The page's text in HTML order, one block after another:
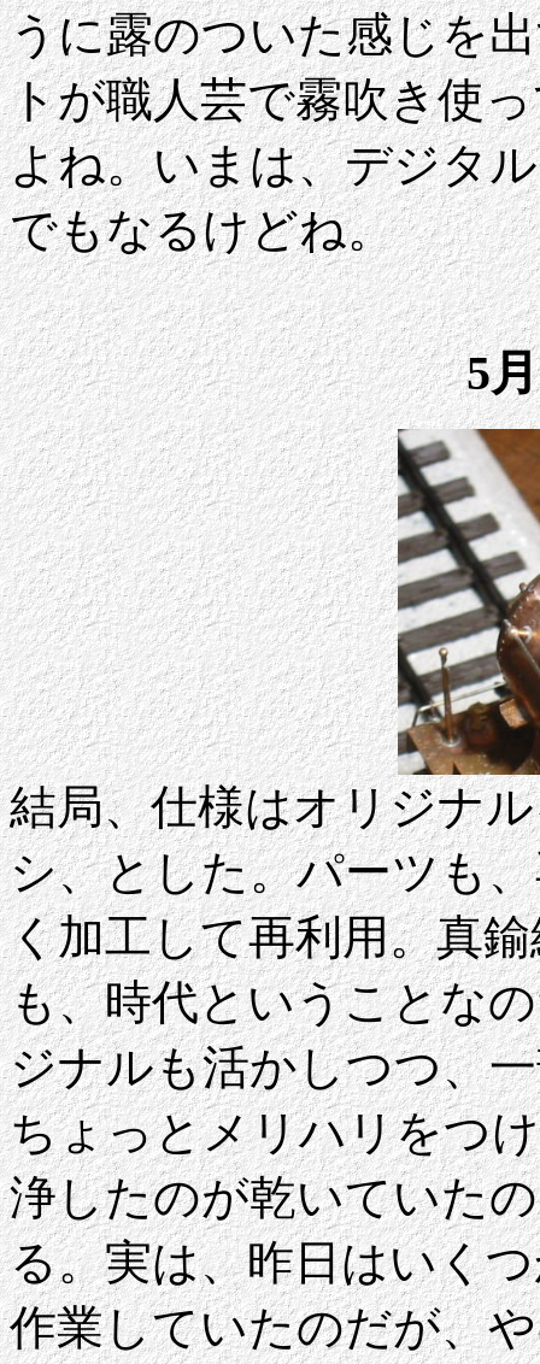
うに露のついた感じを
トが職人芸で霧吹き使
よね。いまは、デジタ
でもなるけどね。
5
結局、仕様はオリジナ
シ、とした。パーツも
く加工して再利用。真
も、時代ということな
ジナルも活かしつつ、
ちょっとメリハリをつ
浄したのが乾いていた
る。実は、昨日はいく
作業していたのだが、